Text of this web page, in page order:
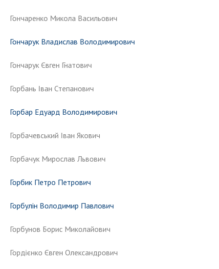
Гончаренко Микола Васильович
Гончарук Владислав Володимирович
Гончарук Євген Гнатович
Горбань Іван Степанович
Горбар Едуард Володимирович
Горбачевський Іван Якович
Горбачук Мирослав Львович
Горбик Петро Петрович
Горбулін Володимир Павлович
Горбунов Борис Миколайович
Гордієнко Євген Олександрович